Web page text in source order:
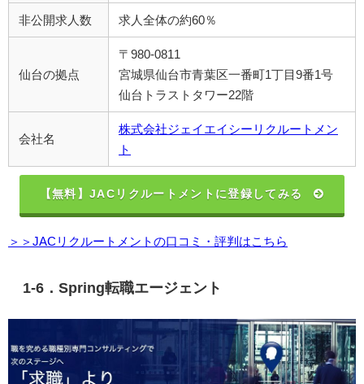
非公開求人数 求人全体の約60％
仙台の拠点
〒980-0811
宮城県仙台市青葉区一番町1丁目9番1号
仙台トラストタワー22階
会社名
株式会社ジェイエイシーリクルートメン
ト
【無料】JACリクルートメントに登録してみる
＞＞JACリクルートメントの口コミ・評判はこちら
1-6．Spring転職エージェント